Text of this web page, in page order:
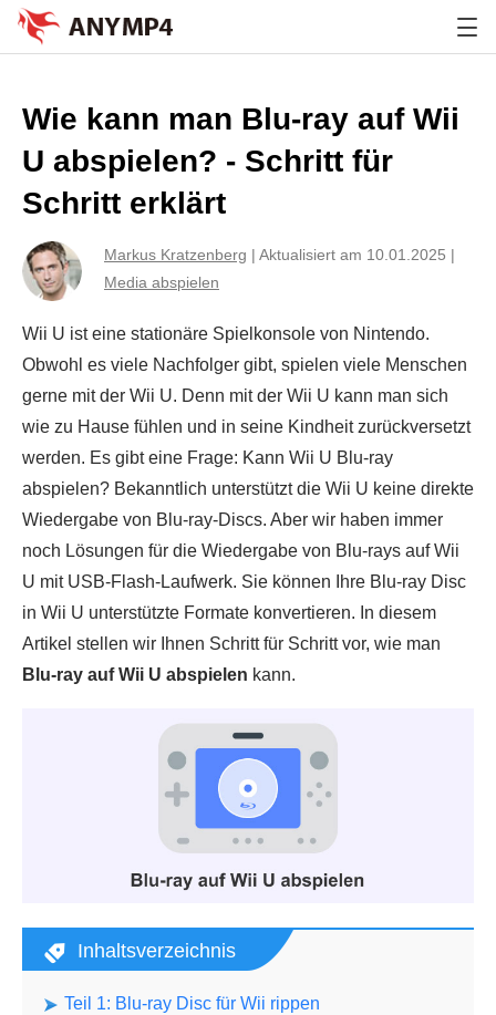
Wie kann man Blu-ray auf Wii
U abspielen? - Schritt für
Schritt erklärt
Markus Kratzenberg | Aktualisiert am 10.01.2025 |
Media abspielen
Wii U ist eine stationäre Spielkonsole von Nintendo.
Obwohl es viele Nachfolger gibt, spielen viele Menschen
gerne mit der Wii U. Denn mit der Wii U kann man sich
wie zu Hause fühlen und in seine Kindheit zurückversetzt
werden. Es gibt eine Frage: Kann Wii U Blu-ray
abspielen? Bekanntlich unterstützt die Wii U keine direkte
Wiedergabe von Blu-ray-Discs. Aber wir haben immer
noch Lösungen für die Wiedergabe von Blu-rays auf Wii
U mit USB-Flash-Laufwerk. Sie können Ihre Blu-ray Disc
in Wii U unterstützte Formate konvertieren. In diesem
Artikel stellen wir Ihnen Schritt für Schritt vor, wie man
Blu-ray auf Wii U abspielen kann.
Inhaltsverzeichnis
Teil 1: Blu-ray Disc für Wii rippen